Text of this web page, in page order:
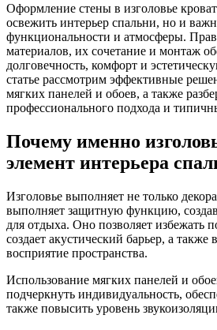
Оформление стены в изголовье
освежить интерьер спальни, но и
функциональности и атмосферы.
материалов, их сочетание и монтаж
долговечность, комфорт и
статье рассмотрим эффективные
мягких панелей и обоев, а также
профессионального подхода и
Почему именно
элемент интерьера
Изголовье выполняет не только
выполняет защитную функцию,
для отдыха. Оно позволяет избежать
создает акустический барьер, а также
восприятие пространства.
Использование мягких панелей и
подчеркнуть индивидуальность,
также повысить уровень